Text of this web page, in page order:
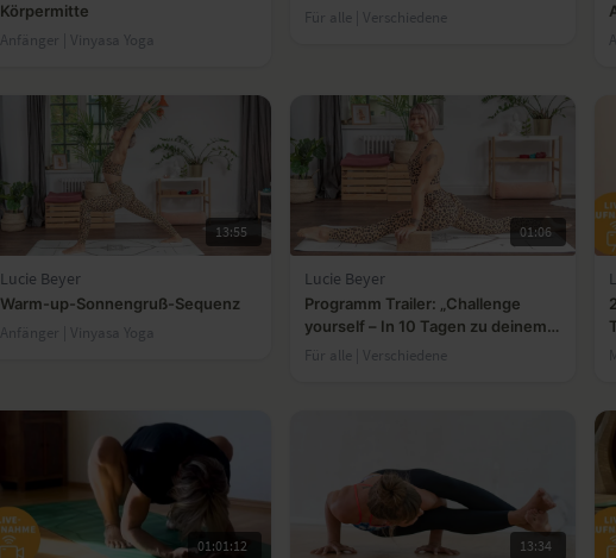
Körpermitte
Anfänger | Vinyasa Yoga
Für alle | Verschiedene
13:55
Lucie Beyer
Warm-up-Sonnengruß-Sequenz
Anfänger | Vinyasa Yoga
01:06
Lucie Beyer
Programm Trailer: „Challenge
yourself – In 10 Tagen zu deinem
Spagat”
Für alle | Verschiedene
01:01:12 13:34